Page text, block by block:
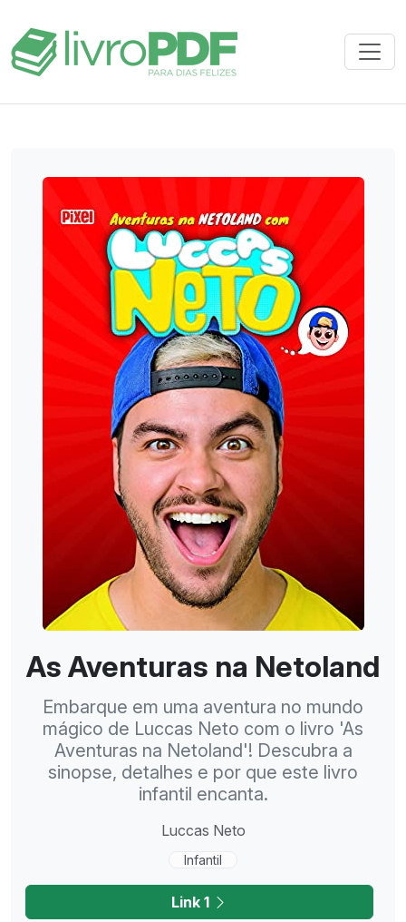
As Aventuras na Netoland
Embarque em uma aventura no mundo
mágico de Luccas Neto com o livro 'As
Aventuras na Netoland'! Descubra a
sinopse, detalhes e por que este livro
infantil encanta.
Luccas Neto
Infantil
Link 1